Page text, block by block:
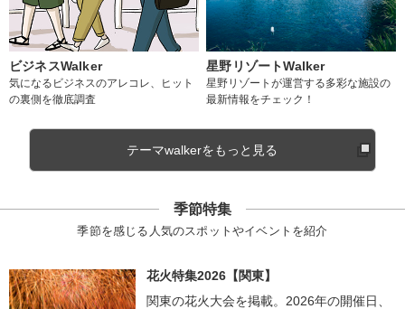
ビジネスWalker
気になるビジネスのアレコレ、ヒット
の裏側を徹底調査
星野リゾートWalker
星野リゾートが運営する多彩な施設の
最新情報をチェック！
テーマwalkerをもっと見る
季節特集
季節を感じる人気のスポットやイベントを紹介
花火特集2026【関東】
関東の花火大会を掲載。2026年の開催日、